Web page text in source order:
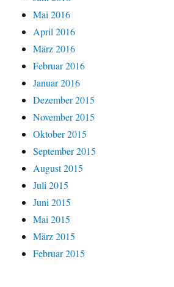
Mai 2016
April 2016
März 2016
Februar 2016
Januar 2016
Dezember 2015
November 2015
Oktober 2015
September 2015
August 2015
Juli 2015
Juni 2015
Mai 2015
März 2015
Februar 2015